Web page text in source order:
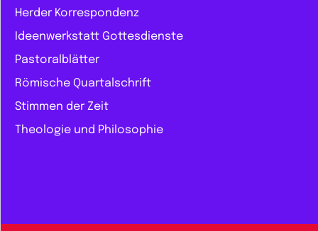
Herder Korrespondenz
Ideenwerkstatt Gottesdienste
Pastoralblätter
Römische Quartalschrift
Stimmen der Zeit
Theologie und Philosophie